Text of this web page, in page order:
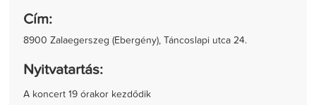
Cím:
8900 Zalaegerszeg (Ebergény), Táncoslapi utca 24.
Nyitvatartás:
A koncert 19 órakor kezdődik